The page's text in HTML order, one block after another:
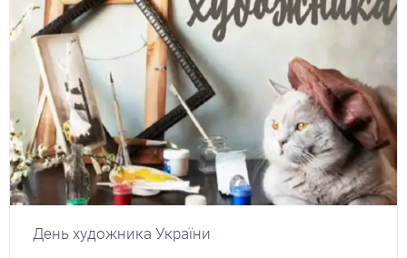
День художника України